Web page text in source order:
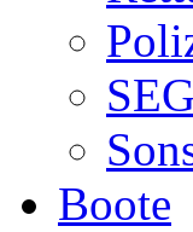
Boote